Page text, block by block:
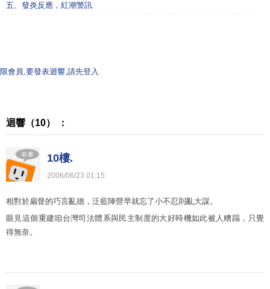
五、發炎反應，紅潮警訊
限會員,要發表迴響,請先登入
迴響（10） ：
10樓.
2006/06/23 01:15
相對於扁督的巧言亂德，泛藍陣營早就忘了小不忍則亂大謀。
眼見這個重建咱台灣司法體系與民主制度的大好時機如此被人糟蹋，只覺
得無奈。